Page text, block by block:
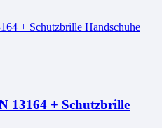
13164 + Schutzbrille